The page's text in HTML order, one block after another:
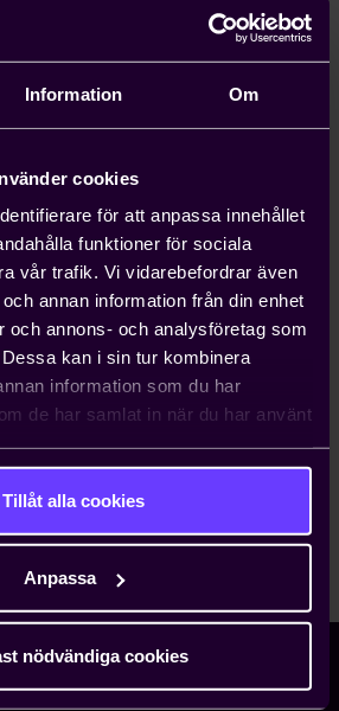
Information Om
cookies
för att anpassa innehållet
funktioner för sociala
vår trafik. Vi vidarebefordrar även
annan information från din enhet
och annons- och analysföretag som
kan i sin tur kombinera
information som du har
de har samlat in när du har använt
Tillåt alla cookies
Anpassa
nödvändiga cookies
Carl-Johan Rydberg
25 30 23 · Maila